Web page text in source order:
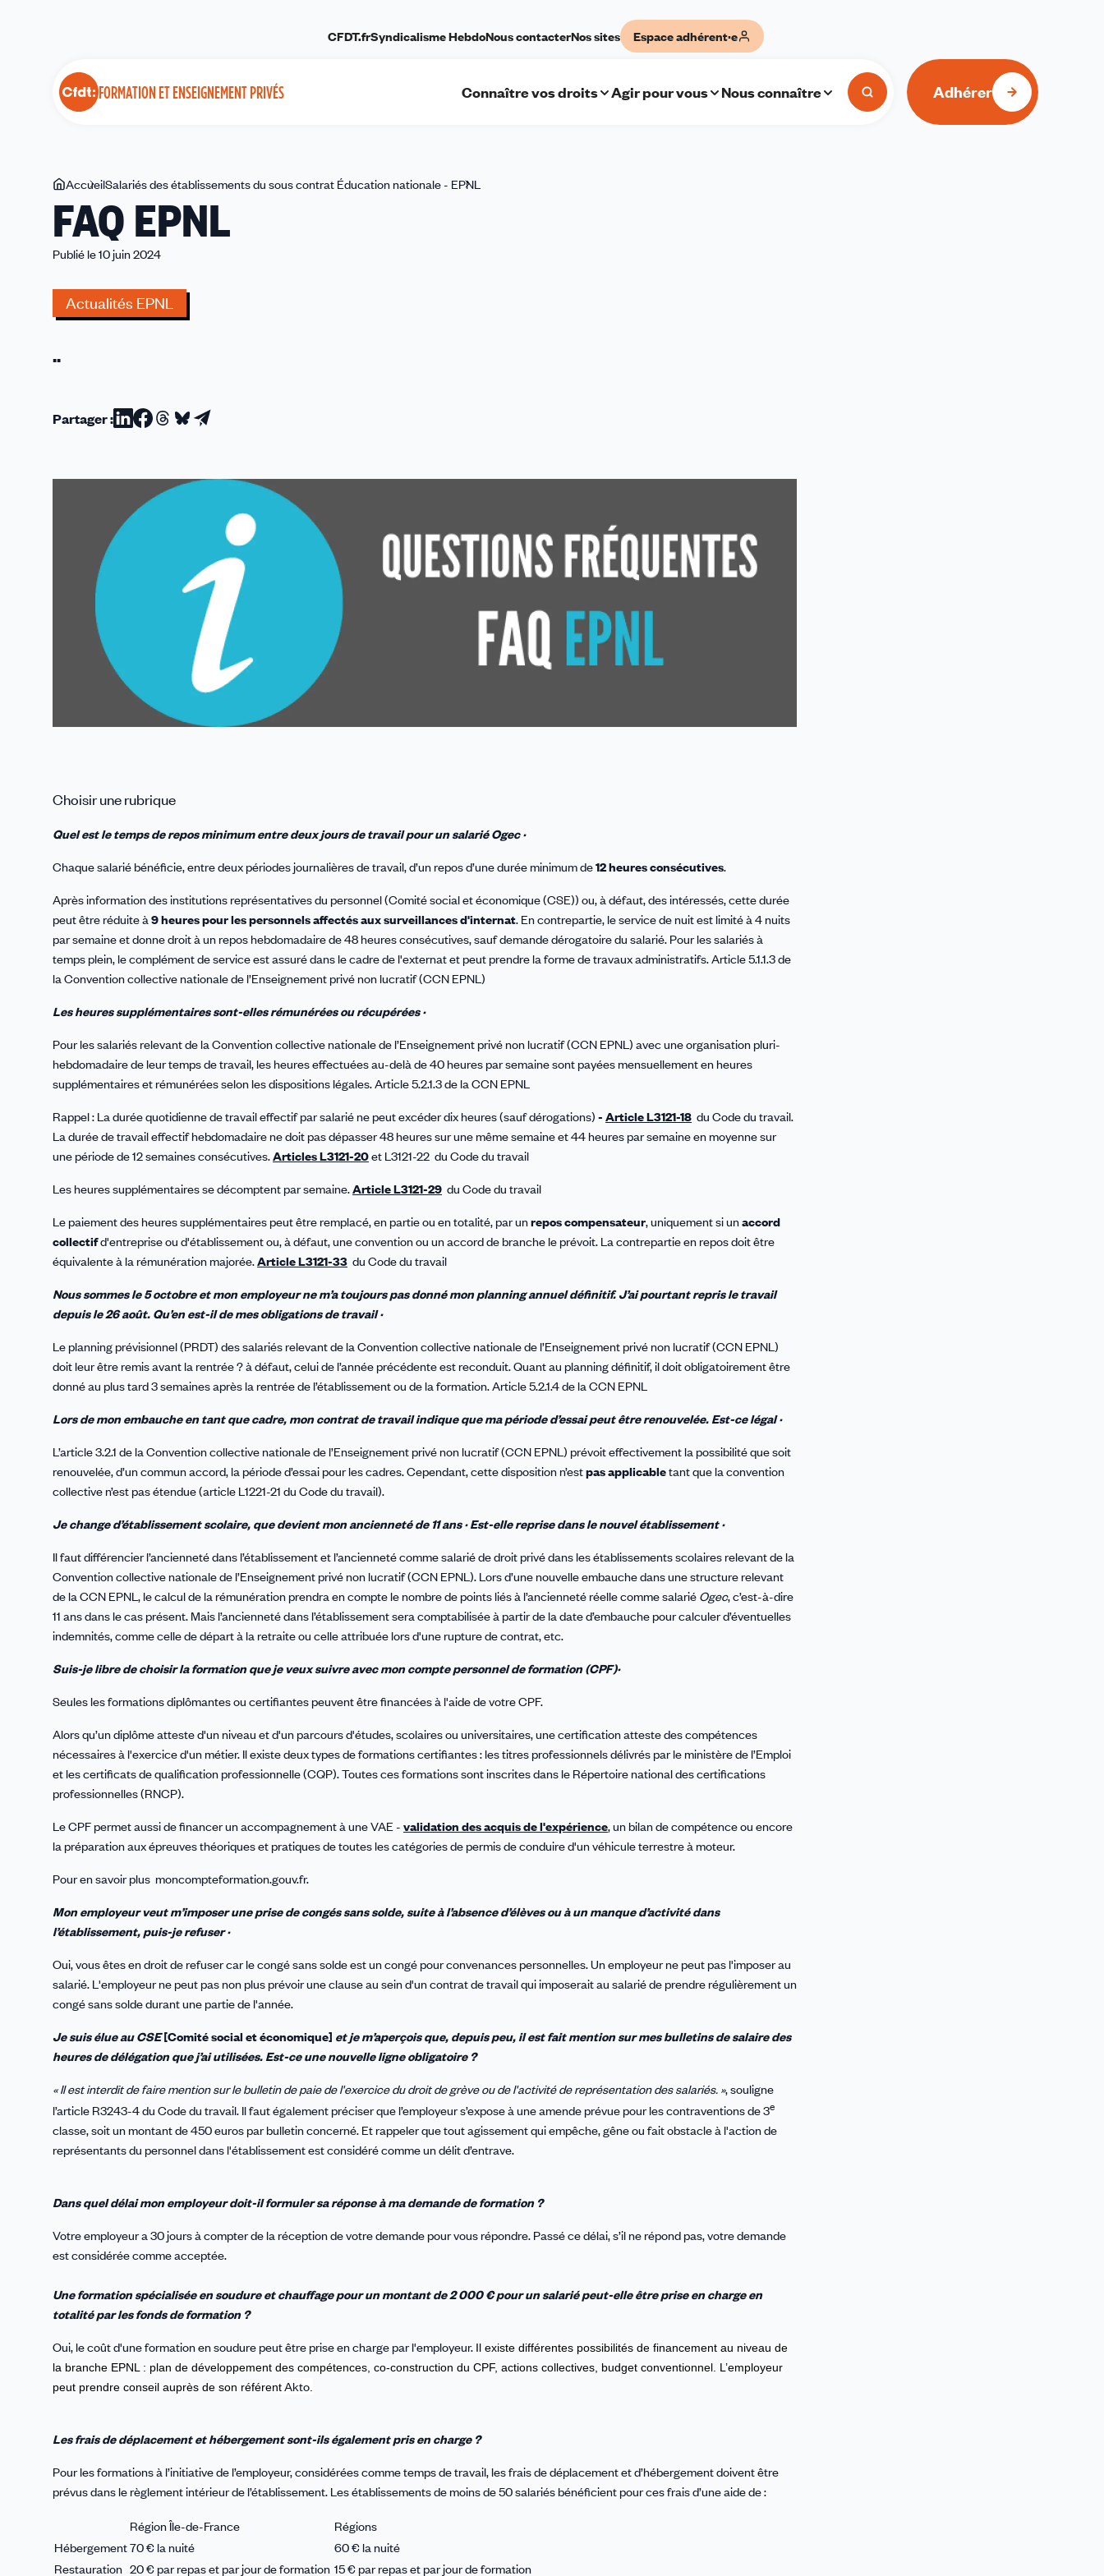
FORMATION ET ENSEIGNEMENT PRIVÉS
CFDT.frSyndicalisme HebdoNous contacterNos sites Espace adhérent·e
Connaître vos droits Agir pour vous Nous connaître Adhérer
Vous
êtes
ici
AccueilSalariés des établissements du sous contrat Éducation nationale - EPNL
FAQ EPNL
Publié le 10 juin 2024
Actualités EPNL
..
Partager :Partager
Linkedin
Partager
Facebook
Partager
Threads
Partager
Bluesky
Partager
email
Choisir une rubrique
Quel est le temps de repos minimum entre deux jours de travail pour un salarié Ogec ·
Chaque salarié bénéficie, entre deux périodes journalières de travail, d’un repos d’une durée minimum de12 heures consécutives.
Après information des institutions représentatives du personnel (Comité social et économique (CSE)) ou, à défaut, des intéressés, cette durée
peut être réduite à 9 heures pour les personnels affectés aux surveillances d'internat. En contrepartie, le service de nuit est limité à 4 nuits
par semaine et donne droit à un repos hebdomadaire de 48 heures consécutives, sauf demande dérogatoire du salarié. Pour les salariés à
temps plein, le complément de service est assuré dans le cadre de l'externat et peut prendre la forme de travaux administratifs. Article 5.1.1.3 de
la Convention collective nationale de l’Enseignement privé non lucratif (CCN EPNL)
Les heures supplémentaires sont-elles rémunérées ou récupérées ·
Pour les salariés relevant de la Convention collective nationale de l’Enseignement privé non lucratif (CCN EPNL) avec une organisation pluri-
hebdomadaire de leur temps de travail, les heures effectuées au-delà de 40 heures par semaine sont payées mensuellement en heures
supplémentaires et rémunérées selon les dispositions légales. Article 5.2.1.3 de la CCN EPNL
Rappel : La durée quotidienne de travail effectif par salarié ne peut excéder dix heures (sauf dérogations) - Article L3121-18 du Code du travail.
La durée de travail effectif hebdomadaire ne doit pas dépasser 48 heures sur une même semaine et 44 heures par semaine en moyenne sur
une période de 12 semaines consécutives.Articles L3121-20et L3121-22 du Code du travail
Les heures supplémentaires se décomptent par semaine.Article L3121-29 du Code du travail
Le paiement des heures supplémentaires peut être remplacé, en partie ou en totalité, par unrepos compensateur, uniquement si unaccord
collectifd'entreprise ou d'établissement ou, à défaut, une convention ou un accord de branche le prévoit. La contrepartie en repos doit être
équivalente à la rémunération majorée.Article L3121-33 du Code du travail
Nous sommes le 5 octobre et mon employeur ne m’a toujours pas donné mon planning annuel définitif. J’ai pourtant repris le travail
depuis le 26 août. Qu’en est-il de mes obligations de travail ·
Le planning prévisionnel (PRDT) des salariés relevant de la Convention collective nationale de l’Enseignement privé non lucratif (CCN EPNL)
doit leur être remis avant la rentrée ? à défaut, celui de l’année précédente est reconduit. Quant au planning définitif, il doit obligatoirement être
donné au plus tard 3 semaines après la rentrée de l’établissement ou de la formation. Article 5.2.1.4 de la CCN EPNL
Lors de mon embauche en tant que cadre, mon contrat de travail indique que ma période d’essai peut être renouvelée. Est-ce légal ·
L’article 3.2.1 de la Convention collective nationale de l’Enseignement privé non lucratif (CCN EPNL) prévoit effectivement la possibilité que soit
renouvelée, d’un commun accord, la période d’essai pour les cadres. Cependant, cette disposition n’estpas applicabletant que la convention
collective n’est pas étendue (article L1221-21 du Code du travail).
Je change d’établissement scolaire, que devient mon ancienneté de 11 ans · Est-elle reprise dans le nouvel établissement ·
Il faut différencier l’ancienneté dans l’établissement et l’ancienneté comme salarié de droit privé dans les établissements scolaires relevant de la
Convention collective nationale de l’Enseignement privé non lucratif (CCN EPNL). Lors d’une nouvelle embauche dans une structure relevant
de la CCN EPNL, le calcul de la rémunération prendra en compte le nombre de points liés à l’ancienneté réelle comme salarié Ogec, c’est-à-dire
11 ans dans le cas présent. Mais l’ancienneté dans l’établissement sera comptabilisée à partir de la date d’embauche pour calculer d’éventuelles
indemnités, comme celle de départ à la retraite ou celle attribuée lors d'une rupture de contrat, etc.
Suis-je libre de choisir la formation que je veux suivre avec mon compte personnel de formation (CPF)·
Seules les formations diplômantes ou certifiantes peuvent être financées à l'aide de votre CPF.
Alors qu’un diplôme atteste d'un niveau et d'un parcours d'études, scolaires ou universitaires, une certification atteste des compétences
nécessaires à l'exercice d'un métier. Il existe deux types de formations certifiantes : les titres professionnels délivrés par le ministère de l’Emploi
et les certificats de qualification professionnelle (CQP). Toutes ces formations sont inscrites dans le Répertoire national des certifications
professionnelles (RNCP).
Le CPF permet aussi de financer un accompagnement à une VAE - validation des acquis de l'expérience, un bilan de compétence ou encore
la préparation aux épreuves théoriques et pratiquesde toutes les catégories de permis de conduire d'un véhicule terrestre à moteur.
Pour en savoir plus moncompteformation.gouv.fr.
Mon employeur veut m’imposer une prise de congés sans solde, suite à l’absence d’élèves ou à un manque d’activité dans
l’établissement, puis-je refuser ·
Oui, vous êtes en droit de refuser car le congé sans solde est un congé pour convenances personnelles. Un employeur ne peut pas l'imposer au
salarié. L'employeur ne peut pas non plus prévoir une clause au sein d'un contrat de travail qui imposerait au salarié de prendre régulièrement un
congé sans solde durant une partie de l'année.
Je suis élue au CSE[Comité social et économique] et je m’aperçois que, depuis peu, il est fait mention sur mes bulletins de salaire des
heures de délégation que j’ai utilisées. Est-ce une nouvelle ligne obligatoire ?
« Il est interdit de faire mention sur le bulletin de paie de l'exercice du droit de grève ou de l'activité de représentation des salariés. »,souligne
l’article R3243-4 du Code du travail. Il faut également préciser que l’employeur s’expose à une amende prévue pour les contraventions de 3e
classe, soit un montant de 450 euros par bulletin concerné. Et rappeler que tout agissement qui empêche, gêne ou fait obstacle à l'action de
représentants du personnel dans l'établissement est considéré comme un délit d’entrave.
Dans quel délai mon employeur doit-il formuler sa réponse à ma demande de formation ?
Votre employeur a 30 jours à compter de la réception de votre demande pour vous répondre. Passé ce délai, s’il ne répond pas, votre demande
est considérée comme acceptée.
Une formation spécialisée en soudure et chauffage pour un montant de 2 000 € pour un salarié peut-elle être prise en charge en
totalité par les fonds de formation ?
Oui, le coût d'une formation en soudure peut être prise en charge par l'employeur. Il existe différentes possibilités de financement au niveau de
la branche EPNL : plan de développement des compétences, co-construction du CPF, actions collectives, budget conventionnel. L’employeur
peut prendre conseil auprès de son référentAkto.
Les frais de déplacement et hébergement sont-ils également pris en charge ?
Pour les formations à l’initiative de l’employeur, considérées comme temps de travail, les frais de déplacement et d’hébergement doivent être
prévus dans le règlement intérieur de l’établissement. Les établissements de moins de 50 salariés bénéficient pour ces frais d’une aide de :
Région Île-de-France
Régions
Hébergement70 € la nuité
60 € la nuité
Restauration 20 € par repas et par jour de formation 15 € par repas et par jour de formation